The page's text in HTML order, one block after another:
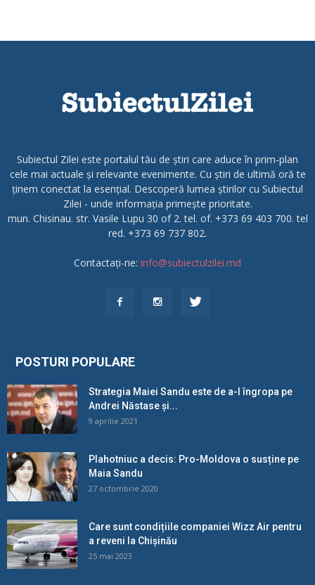
Subiectul Zilei este portalul tău de știri care aduce în prim-plan
cele mai actuale și relevante evenimente. Cu știri de ultimă oră te
ținem conectat la esențial. Descoperă lumea știrilor cu Subiectul
Zilei - unde informația primește prioritate.
mun. Chisinau. str. Vasile Lupu 30 of 2. tel. of. +373 69 403 700. tel
red. +373 69 737 802.
Contactați-ne: info@subiectulzilei.md
POSTURI POPULARE
Strategia Maiei Sandu este de a-l îngropa pe
Andrei Năstase și...
9 aprilie 2021
Plahotniuc a decis: Pro-Moldova o susține pe
Maia Sandu
27 octombrie 2020
Care sunt condițiile companiei Wizz Air pentru
a reveni la Chișinău
25 mai 2023